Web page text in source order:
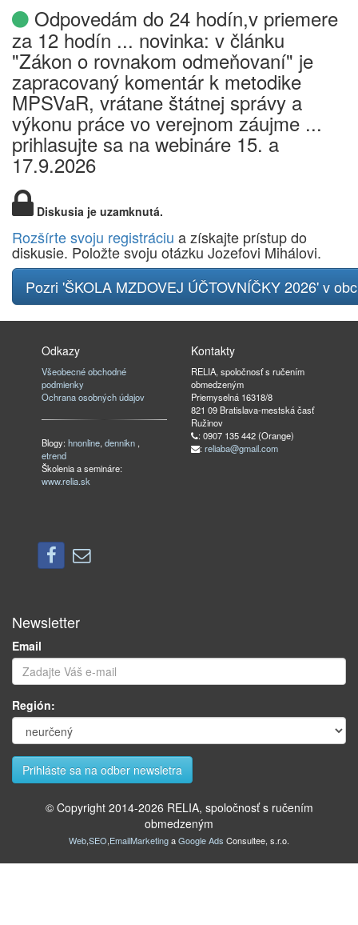
Odpovedám do 24 hodín,v priemere
za 12 hodín ... novinka: v článku
"Zákon o rovnakom odmeňovaní" je
zapracovaný komentár k metodike
MPSVaR, vrátane štátnej správy a
výkonu práce vo verejnom záujme ...
prihlasujte sa na webináre 15. a
17.9.2026
Diskusia je uzamknutá.
Rozšírte svoju registráciu a získajte prístup do
diskusie. Položte svoju otázku Jozefovi Mihálovi.
Pozri 'ŠKOLA MZDOVEJ ÚČTOVNÍČKY 2026' v
Odkazy
Všeobecné obchodné
podmienky
Ochrana osobných údajov
Blogy:hnonline,dennikn ,
etrend
Školenia a semináre:
www.relia.sk
Kontakty
RELIA, spoločnosť s ručením
obmedzeným
Priemyselná 16318/8
821 09 Bratislava-mestská časť
Ružinov
: 0907 135 442 (Orange)
: reliaba@gmail.com
Newsletter
Email
Región:
© Copyright 2014-2026 RELIA, spoločnosť s ručením
obmedzeným
Web,SEO,EmailMarketingaGoogle Ads Consultee, s.r.o.